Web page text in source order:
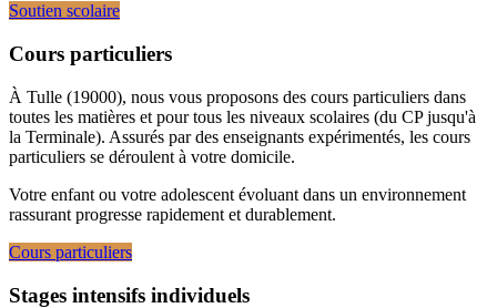
Soutien scolaire
Cours particuliers
À Tulle (19000), nous vous proposons des cours particuliers dans
toutes les matières et pour tous les niveaux scolaires (du CP jusqu'à
la Terminale). Assurés par des enseignants expérimentés, les cours
particuliers se déroulent à votre domicile.
Votre enfant ou votre adolescent évoluant dans un environnement
rassurant progresse rapidement et durablement.
Cours particuliers
Stages intensifs individuels